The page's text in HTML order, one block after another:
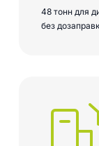
48 тонн для
без